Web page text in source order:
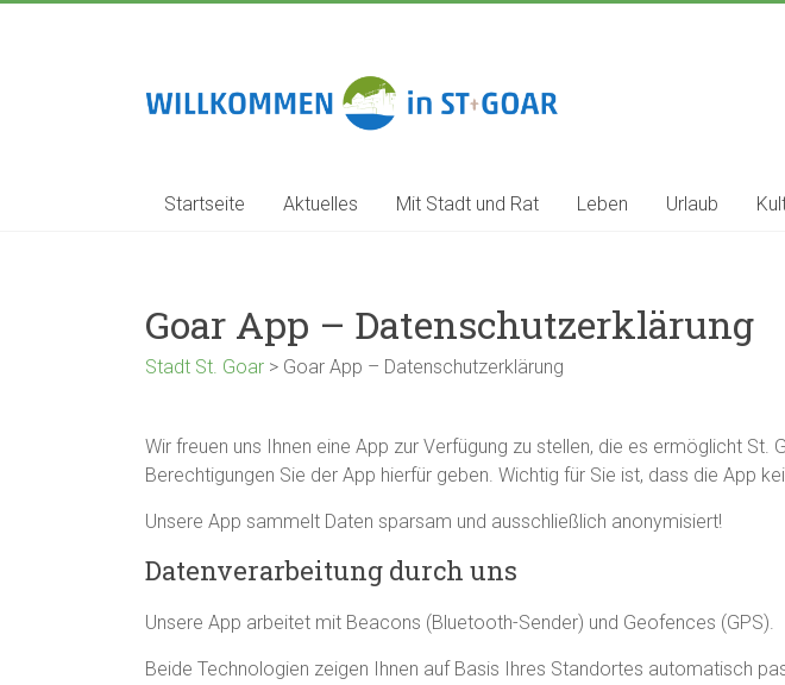
Stadt
Goar
Startseite Aktuelles Mit Stadt und Rat Leben Urlaub
Goar App – Datenschutzerklärung
Stadt St. Goar > Goar App – Datenschutzerklärung
Wir freuen uns Ihnen eine App zur Verfügung zu stellen, die es ermöglicht
Berechtigungen Sie der App hierfür geben. Wichtig für Sie ist, dass die App
Unsere App sammelt Daten sparsam und ausschließlich anonymisiert!
Datenverarbeitung durch uns
Unsere App arbeitet mit Beacons (Bluetooth-Sender) und Geofences (GPS).
Beide Technologien zeigen Ihnen auf Basis Ihres Standortes automatisch